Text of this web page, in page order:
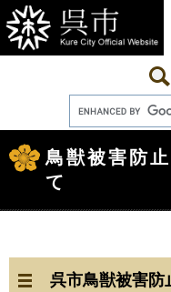
ー
ジ
の
ニ
ュ
ー
本
文
鳥獣被害防
て
呉市鳥獣被害防